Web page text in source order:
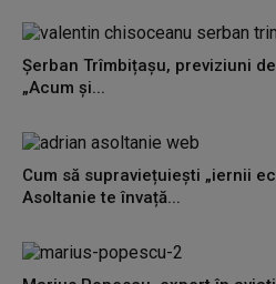
Șerban Trîmbițașu, previziuni
„Acum și...
Cum să supraviețuiești „iernii
Asoltanie te învață...